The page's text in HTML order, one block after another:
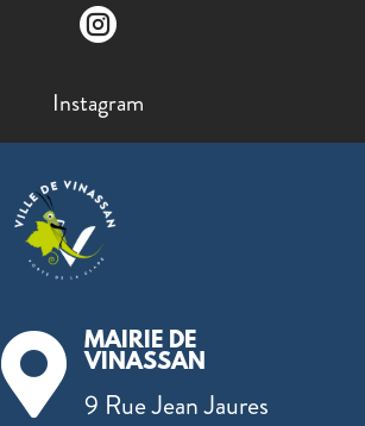

Instagram

MAIRIE DE
VINASSAN
9 Rue Jean Jaures